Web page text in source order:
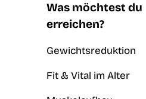
Was möchtest du
erreichen?
Gewichtsreduktion
Fit & Vital im Alter